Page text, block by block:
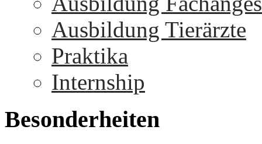
Ausbildung Tierärzte
Praktika
Internship
Besonderheiten